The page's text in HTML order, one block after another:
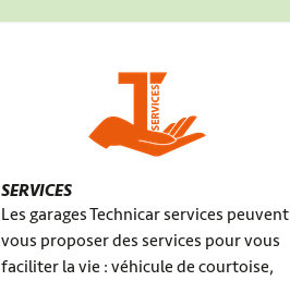
SERVICES
Les garages Technicar services peuvent
vous proposer des services pour vous
faciliter la vie : véhicule de courtoise,